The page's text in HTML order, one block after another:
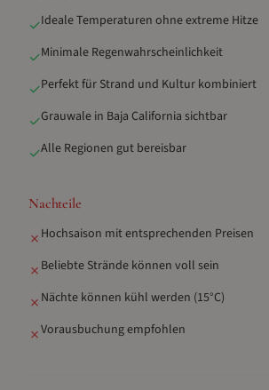
✓Ideale Temperaturen ohne extreme Hitze
✓Minimale Regenwahrscheinlichkeit
✓Perfekt für Strand und Kultur kombiniert
✓Grauwale in Baja California sichtbar
✓Alle Regionen gut bereisbar
Nachteile
✗ Hochsaison mit entsprechenden Preisen
✗ Beliebte Strände können voll sein
✗ Nächte können kühl werden (15°C)
✗Vorausbuchung empfohlen